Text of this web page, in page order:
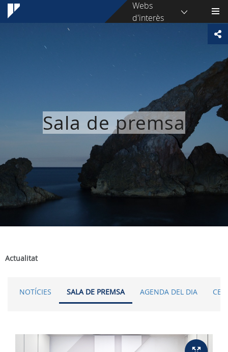
Webs
d'interès
Sala de premsa
Actualitat
NOTÍCIES SALA DE PREMSA AGENDA DEL DIA